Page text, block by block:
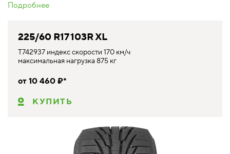
Подробнее
225/60 R17 103R XL
T742937 индекс скорости 170 км/ч
максимальная нагрузка 875 кг
от 10 460 ₽*
КУПИТЬ